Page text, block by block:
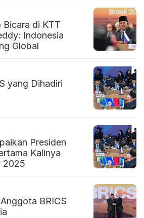
Bicara di KTT
Indonesia
Global
yang Dihadiri
Presiden
Kalinya
2025
BRICS